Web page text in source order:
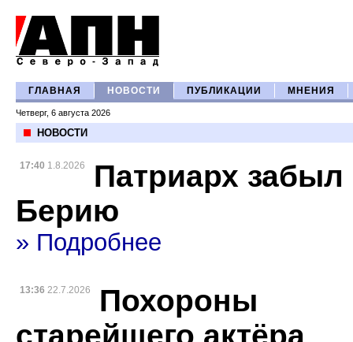
ГЛАВНАЯ НОВОСТИ ПУБЛИКАЦИИ МНЕНИЯ
Четверг, 6 августа 2026
НОВОСТИ
17:40 1.8.2026
Патриарх забыл
Берию
» Подробнее
13:36 22.7.2026
Похороны